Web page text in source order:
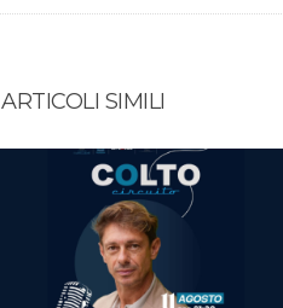
ARTICOLI SIMILI